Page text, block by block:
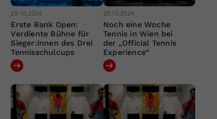
28.10.2024
Erste Bank Open:
Verdiente Bühne für
Sieger:innen des Drei
Tennisschulcups
28.10.2024
Noch eine Woche
Tennis in Wien bei
der „Official Tennis
Experience“